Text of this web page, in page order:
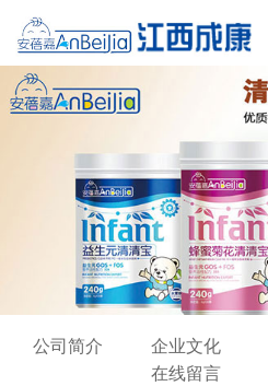
公司简介 企业文化
在线留言